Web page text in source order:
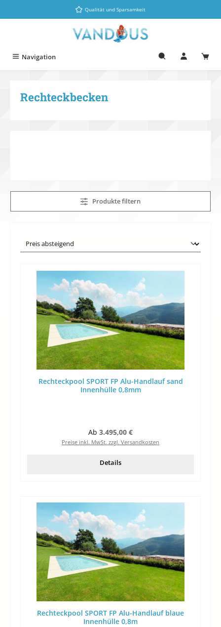
Zum Hauptinhalt springenQualität und Sparsamkeit
Navigation
Rechteckbecken
Produkte filtern
Rechteckpool SPORT FP Alu-Handlauf sand
Innenhülle 0,8mm
Regulärer Preis:
Ab 3.495,00 €
Preise inkl. MwSt. zzgl. Versandkosten
Details
Rechteckpool SPORT FP Alu-Handlauf blaue
Innenhülle 0,8m